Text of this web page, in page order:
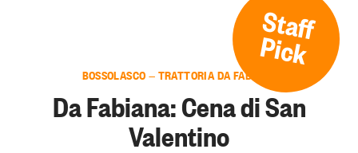
Staff
Pick
BOSSOLASCO — TRATTORIA DA FABIANA
Da Fabiana: Cena di San
Valentino